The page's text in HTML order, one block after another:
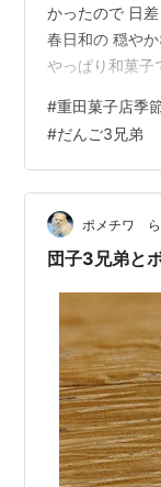
かったので 日
春日和の 穏や
やっぱり和菓
⑳をお届けしま
ような 「季節
「お団子」をご
では あるもの
ない時期が あ
#重田菓子店季
#だんご3兄弟
ポメチワ ら
団子3兄弟と